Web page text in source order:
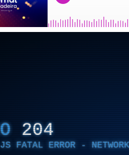
204
FATAL ERROR -